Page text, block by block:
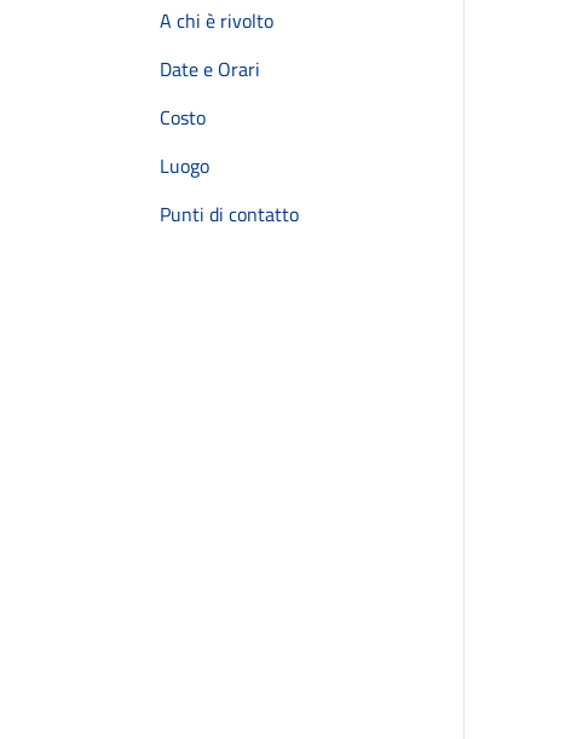
A chi è rivolto
Date e Orari
Costo
Luogo
Punti di contatto